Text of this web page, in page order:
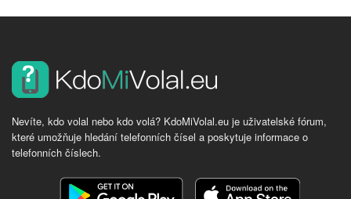
Nevíte, kdo volal nebo kdo volá? KdoMiVolal.eu je uživatelské fórum,
které umožňuje hledání telefonních čísel a poskytuje informace o
telefonních číslech.